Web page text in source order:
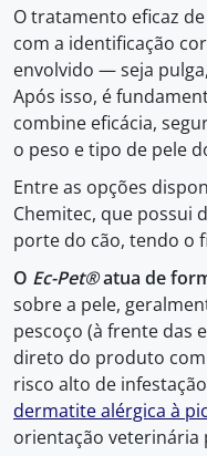
O tratamento eficaz
com a identificação
envolvido — seja
Após isso, é
combine eficácia,
o peso e tipo de pele
Entre as opções
Chemitec, que possui
porte do cão, tendo o
O Ec-Pet®atua de
sobre a pele,
pescoço (à frente das
direto do produto
risco alto de
dermatite alérgica à
orientação veterinária